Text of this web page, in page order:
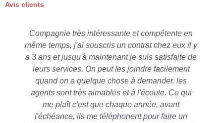
Avis clients
Compagnie très intéressante et compétente en
même temps, j'ai souscris un contrat chez eux il y
a 3 ans et jusqu'à maintenant je suis satisfaite de
leurs services. On peut les joindre facilement
quand on a quelque chose à demander, les
agents sont très aimables et à l'écoute. Ce qui
me plaît c'est que chaque année, avant
l'échéance, ils me téléphonent pour faire un